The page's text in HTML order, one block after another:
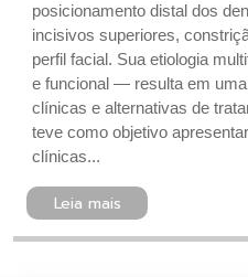
posicionamento distal dos
incisivos superiores,
perfil facial. Sua etiologia
e funcional — resulta em
clínicas e alternativas de
teve como objetivo
clínicas...
Leia mais